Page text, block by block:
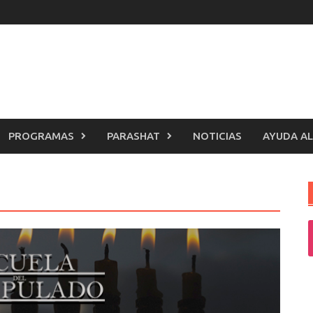
PROGRAMAS PARASHAT NOTICIAS AYUDA